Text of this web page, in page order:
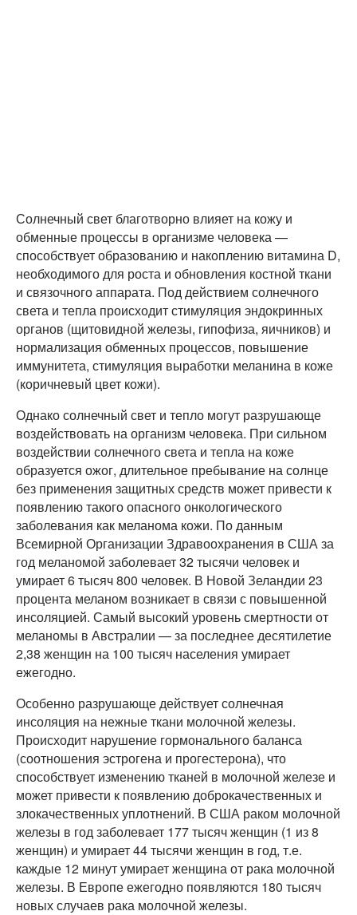
Солнечный свет благотворно влияет на кожу и
обменные процессы в организме человека —
способствует образованию и накоплению витамина D,
необходимого для роста и обновления костной ткани
и связочного аппарата. Под действием солнечного
света и тепла происходит стимуляция эндокринных
органов (щитовидной железы, гипофиза, яичников) и
нормализация обменных процессов, повышение
иммунитета, стимуляция выработки меланина в коже
(коричневый цвет кожи).
Однако солнечный свет и тепло могут разрушающе
воздействовать на организм человека. При сильном
воздействии солнечного света и тепла на коже
образуется ожог, длительное пребывание на солнце
без применения защитных средств может привести к
появлению такого опасного онкологического
заболевания как меланома кожи. По данным
Всемирной Организации Здравоохранения в США за
год меланомой заболевает 32 тысячи человек и
умирает 6 тысяч 800 человек. В Новой Зеландии 23
процента меланом возникает в связи с повышенной
инсоляцией. Самый высокий уровень смертности от
меланомы в Австралии — за последнее десятилетие
2,38 женщин на 100 тысяч населения умирает
ежегодно.
Особенно разрушающе действует солнечная
инсоляция на нежные ткани молочной железы.
Происходит нарушение гормонального баланса
(соотношения эстрогена и прогестерона), что
способствует изменению тканей в молочной железе и
может привести к появлению доброкачественных и
злокачественных уплотнений. В США раком молочной
железы в год заболевает 177 тысяч женщин (1 из 8
женщин) и умирает 44 тысячи женщин в год, т.е.
каждые 12 минут умирает женщина от рака молочной
железы. В Европе ежегодно появляются 180 тысяч
новых случаев рака молочной железы.